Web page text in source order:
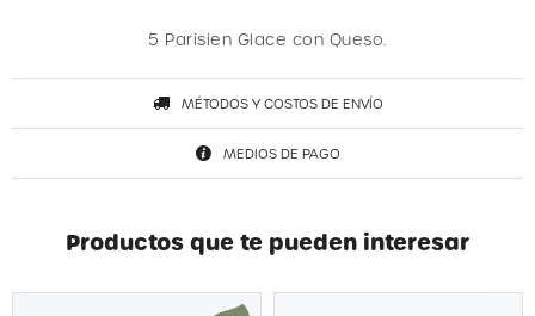
5 Parisien Glace con Queso.
MÉTODOS Y COSTOS DE ENVÍO
MEDIOS DE PAGO
Productos que te pueden interesar